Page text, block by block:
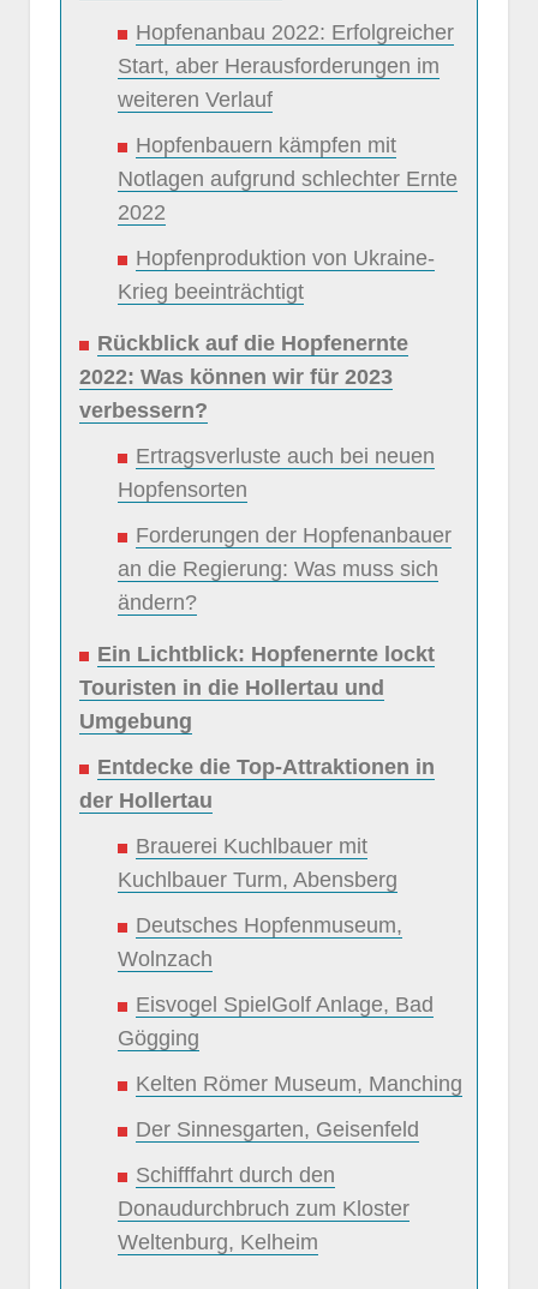
Hopfenanbau 2022: Erfolgreicher
Start, aber Herausforderungen im
weiteren Verlauf
Hopfenbauern kämpfen mit
Notlagen aufgrund schlechter Ernte
2022
Hopfenproduktion von Ukraine-
Krieg beeinträchtigt
Rückblick auf die Hopfenernte
2022: Was können wir für 2023
verbessern?
Ertragsverluste auch bei neuen
Hopfensorten
Forderungen der Hopfenanbauer
an die Regierung: Was muss sich
ändern?
Ein Lichtblick: Hopfenernte lockt
Touristen in die Hollertau und
Umgebung
Entdecke die Top-Attraktionen in
der Hollertau
Brauerei Kuchlbauer mit
Kuchlbauer Turm, Abensberg
Deutsches Hopfenmuseum,
Wolnzach
Eisvogel SpielGolf Anlage, Bad
Gögging
Kelten Römer Museum, Manching
Der Sinnesgarten, Geisenfeld
Schifffahrt durch den
Donaudurchbruch zum Kloster
Weltenburg, Kelheim